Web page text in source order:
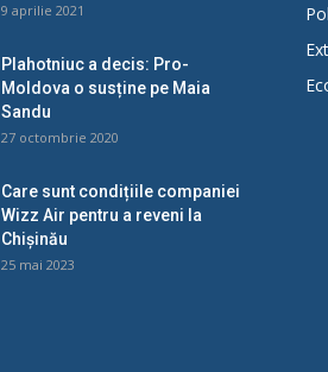
9 aprilie 2021
Plahotniuc a decis: Pro-
Moldova o susține pe Maia
Sandu
27 octombrie 2020
Care sunt condițiile companiei
Wizz Air pentru a reveni la
Chișinău
25 mai 2023